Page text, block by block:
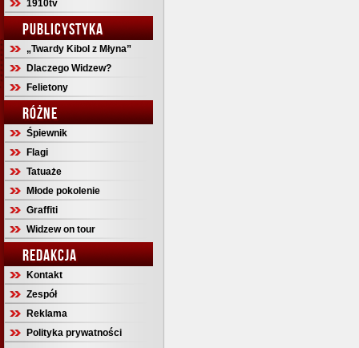
1910tv
PUBLICYSTYKA
„Twardy Kibol z Młyna”
Dlaczego Widzew?
Felietony
RÓŻNE
Śpiewnik
Flagi
Tatuaże
Młode pokolenie
Graffiti
Widzew on tour
REDAKCJA
Kontakt
Zespół
Reklama
Polityka prywatności